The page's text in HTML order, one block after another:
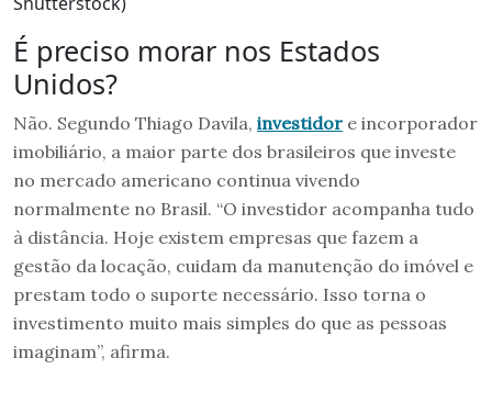
É preciso morar nos Estados
Unidos?
Não. Segundo Thiago Davila, investidor e incorporador
imobiliário, a maior parte dos brasileiros que investe
no mercado americano continua vivendo
normalmente no Brasil. “O investidor acompanha tudo
à distância. Hoje existem empresas que fazem a
gestão da locação, cuidam da manutenção do imóvel e
prestam todo o suporte necessário. Isso torna o
investimento muito mais simples do que as pessoas
imaginam”, afirma.